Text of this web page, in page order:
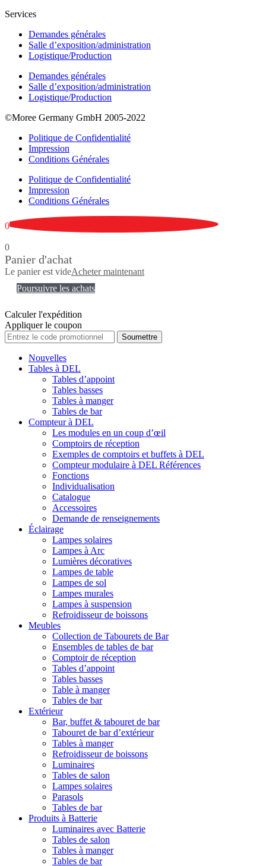
Services
Demandes générales
Salle d’exposition/administration
Logistique/Production
Demandes générales
Salle d’exposition/administration
Logistique/Production
©Moree Germany GmbH 2005-2022
Politique de Confidentialité
Impression
Conditions Générales
Politique de Confidentialité
Impression
Conditions Générales
0
0
Panier d'achat
Le panier est videAcheter maintenant
Poursuivre les achats
Calculer l'expédition
Appliquer le coupon
Soumettre
Nouvelles
Tables à DEL
Tables d’appoint
Tables basses
Tables à manger
Tables de bar
Compteur à DEL
Les modules en un coup d’œil
Comptoirs de réception
Exemples de comptoirs et buffets à DEL
Compteur modulaire à DEL Références
Fonctions
Individualisation
Catalogue
Accessoires
Demande de renseignements
Éclairage
Lampes solaires
Lampes à Arc
Lumières décoratives
Lampes de table
Lampes de sol
Lampes murales
Lampes à suspension
Refroidisseur de boissons
Meubles
Collection de Tabourets de Bar
Ensembles de tables de bar
Comptoir de réception
Tables d’appoint
Tables basses
Table à manger
Tables de bar
Extérieur
Bar, buffet & tabouret de bar
Tabouret de bar d’extérieur
Tables à manger
Refroidisseur de boissons
Luminaires
Tables de salon
Lampes solaires
Parasols
Tables de bar
Produits à Batterie
Luminaires avec Batterie
Tables de salon
Tables à manger
Tables de bar